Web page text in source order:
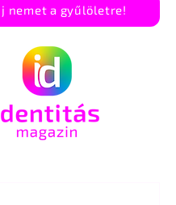
nemet a gyűlöletre!